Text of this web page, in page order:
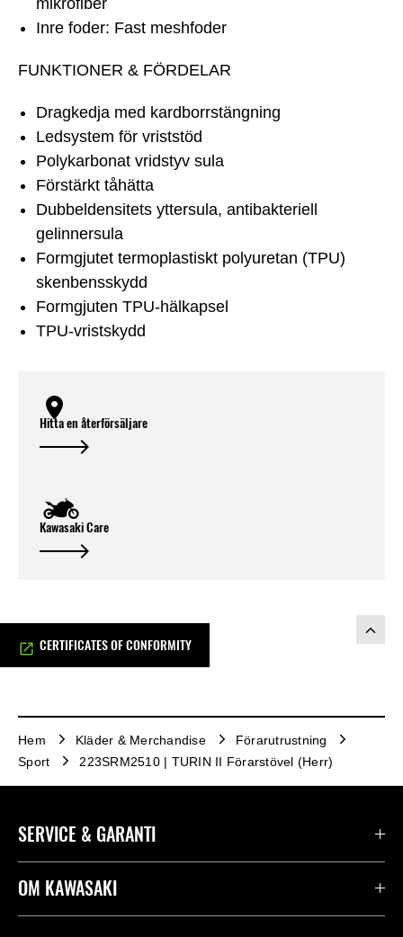
mikrofiber
Inre foder: Fast meshfoder
FUNKTIONER & FÖRDELAR
Dragkedja med kardborrstängning
Ledsystem för vriststöd
Polykarbonat vridstyv sula
Förstärkt tåhätta
Dubbeldensitets yttersula, antibakteriell
gelinnersula
Formgjutet termoplastiskt polyuretan (TPU)
skenbensskydd
Formgjuten TPU-hälkapsel
TPU-vristskydd
Hitta en återförsäljare
Kawasaki Care
CERTIFICATES OF CONFORMITY
Hem Kläder & Merchandise
Förarutrustning
Sport
223SRM2510 | TURIN II Förarstövel (Herr)
SERVICE & GARANTI
Kontakta oss
OM KAWASAKI